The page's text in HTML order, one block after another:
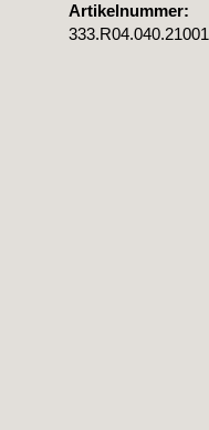
Artikelnummer:
333.R04.040.21001